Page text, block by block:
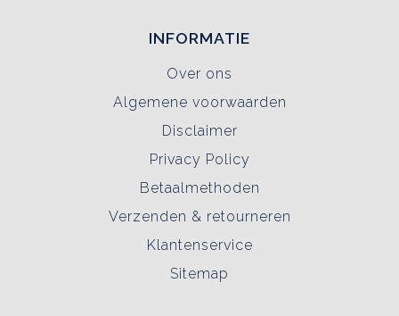
INFORMATIE
Over ons
Algemene voorwaarden
Disclaimer
Privacy Policy
Betaalmethoden
Verzenden & retourneren
Klantenservice
Sitemap